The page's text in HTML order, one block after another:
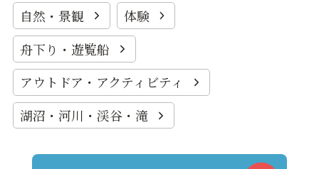
自然・景観
体験
舟下り・遊覧船
アウトドア・アクティビティ
湖沼・河川・渓谷・滝